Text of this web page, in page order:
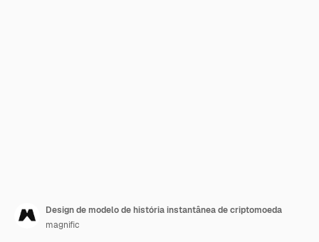
Design de modelo de história instantânea de criptomoeda
magnific